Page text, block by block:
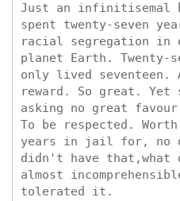
Just an infinitisemal
spent twenty-seven
racial segregation in
planet Earth. Twenty-
only lived seventeen.
reward. So great.
asking no great
To be respected.
years in jail for, no
didn't have that,what
almost
tolerated it.